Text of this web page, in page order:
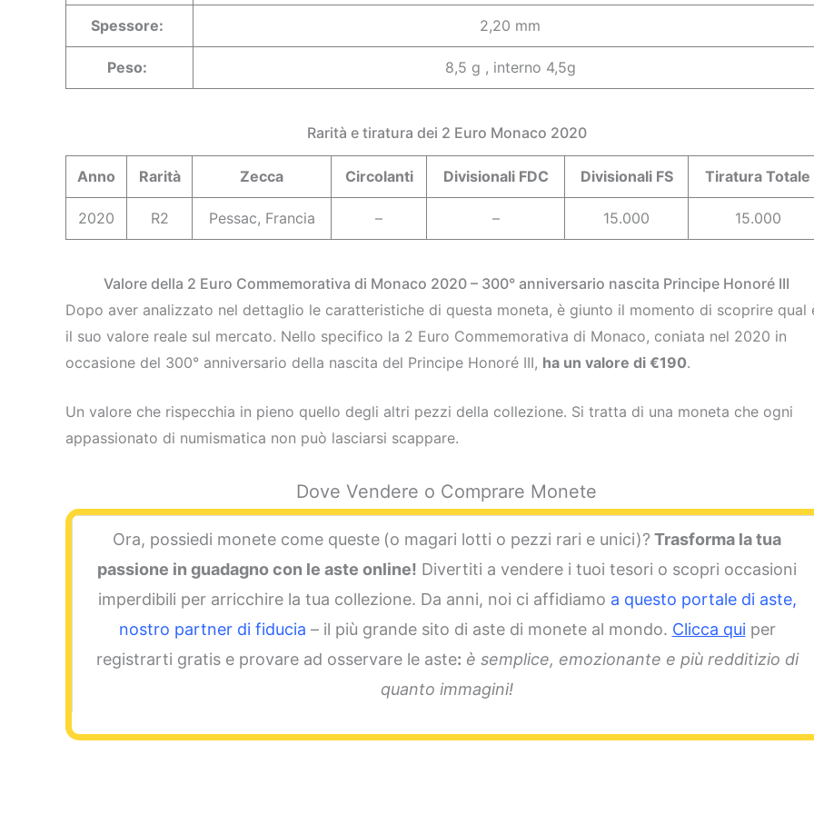
Spessore: 2,20 mm
Peso: 8,5 g , interno 4,5g
Rarità e tiratura dei 2 Euro Monaco 2020
Anno Rarità Zecca Circolanti Divisionali FDC Divisionali FS Tiratura Totale
2020 R2 Pessac, Francia – – 15.000 15.000
Valore della 2 Euro Commemorativa di Monaco 2020 – 300° anniversario nascita Principe Honoré III
Dopo aver analizzato nel dettaglio le caratteristiche di questa moneta, è giunto il momento di scoprire qual
il suo valore reale sul mercato. Nello specifico la 2 Euro Commemorativa di Monaco, coniata nel 2020 in
occasione del 300° anniversario della nascita del Principe Honoré III, ha un valore di €190.
Un valore che rispecchia in pieno quello degli altri pezzi della collezione. Si tratta di una moneta che ogni
appassionato di numismatica non può lasciarsi scappare.
Dove Vendere o Comprare Monete
Ora, possiedi monete come queste (o magari lotti o pezzi rari e unici)? Trasforma la tua
passione in guadagno con le aste online! Divertiti a vendere i tuoi tesori o scopri occasioni
imperdibili per arricchire la tua collezione. Da anni, noi ci affidiamo a questo portale di aste,
nostro partner di fiducia – il più grande sito di aste di monete al mondo. Clicca qui per
registrarti gratis e provare ad osservare le aste: è semplice, emozionante e più redditizio di
quanto immagini!